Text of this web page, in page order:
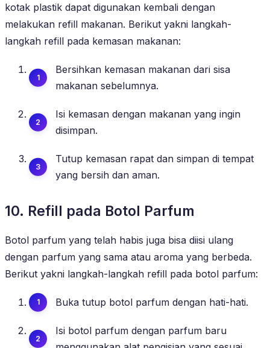
kotak plastik dapat digunakan kembali dengan
melakukan refill makanan. Berikut yakni langkah-
langkah refill pada kemasan makanan:
Bersihkan kemasan makanan dari sisa
makanan sebelumnya.
Isi kemasan dengan makanan yang ingin
disimpan.
Tutup kemasan rapat dan simpan di tempat
yang bersih dan aman.
10. Refill pada Botol Parfum
Botol parfum yang telah habis juga bisa diisi ulang
dengan parfum yang sama atau aroma yang berbeda.
Berikut yakni langkah-langkah refill pada botol parfum:
Buka tutup botol parfum dengan hati-hati.
Isi botol parfum dengan parfum baru